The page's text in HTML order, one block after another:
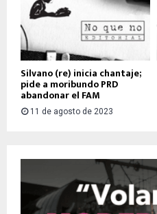
Silvano (re) inicia chantaje;
pide a moribundo PRD
abandonar el FAM
11 de agosto de 2023